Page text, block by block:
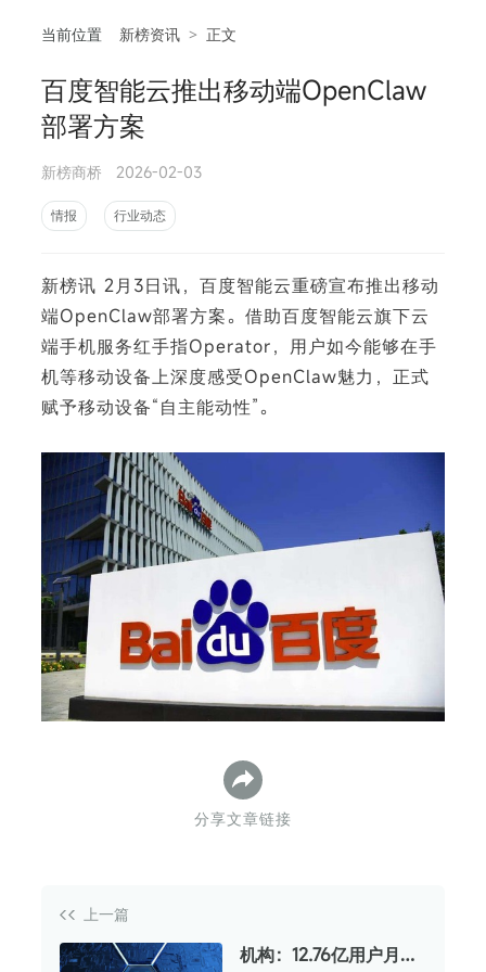
当前位置 新榜资讯 > 正文
百度智能云推出移动端OpenClaw
部署方案
新榜商桥 2026-02-03
情报 行业动态
新榜讯 2月3日讯，百度智能云重磅宣布推出移动
端OpenClaw部署方案。借助百度智能云旗下云
端手机服务红手指Operator，用户如今能够在手
机等移动设备上深度感受OpenClaw魅力，正式
赋予移动设备“自主能动性”。
分享文章链接
上一篇
机构：12.76亿用户月均